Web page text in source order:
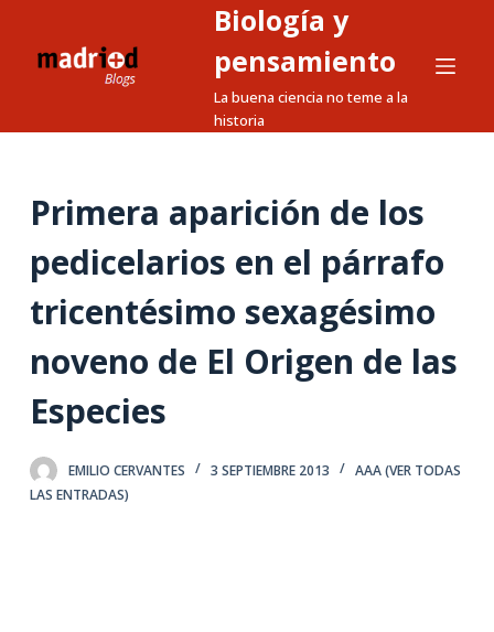
a
o
n
o
Biología y
pensamiento
La buena ciencia no teme a la
historia
Primera aparición de los
pedicelarios en el párrafo
tricentésimo sexagésimo
noveno de El Origen de las
Especies
EMILIO CERVANTES 3 SEPTIEMBRE 2013
AAA (VER TODAS
LAS ENTRADAS)